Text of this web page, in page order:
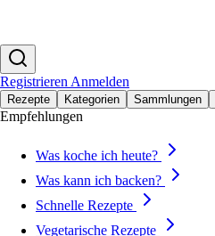
Registrieren Anmelden
Rezepte Kategorien Sammlungen
Empfehlungen
Was koche ich heute?
Was kann ich backen?
Schnelle Rezepte
Vegetarische Rezepte